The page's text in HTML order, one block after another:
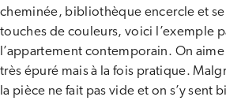
cheminée, bibliothèque encercle et
touches de couleurs, voici l’exemple
l’appartement contemporain. On
très épuré mais à la fois pratique.
la pièce ne fait pas vide et on s’y sent